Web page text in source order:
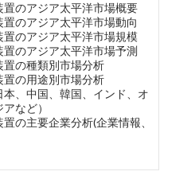
置のアジア太平洋市場概要
置のアジア太平洋市場動向
置のアジア太平洋市場規模
置のアジア太平洋市場予測
置の種類別市場分析
置の用途別市場分析
本、中国、韓国、インド、オ
など）
の主要企業分析(企業情報、